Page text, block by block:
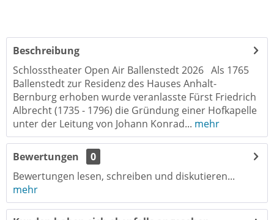
Beschreibung
Schlosstheater Open Air Ballenstedt 2026 Als 1765
Ballenstedt zur Residenz des Hauses Anhalt-
Bernburg erhoben wurde veranlasste Fürst Friedrich
Albrecht (1735 - 1796) die Gründung einer Hofkapelle
unter der Leitung von Johann Konrad... mehr
Bewertungen
0
Bewertungen lesen, schreiben und diskutieren...
mehr